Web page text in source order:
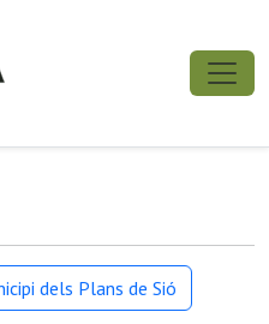
dels Plans de Sió